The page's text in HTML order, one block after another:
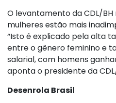
O levantamento da CDL/BH
mulheres estão mais
“Isto é explicado pela alta
entre o gênero feminino e
salarial, com homens
aponta o presidente da
Desenrola Brasil